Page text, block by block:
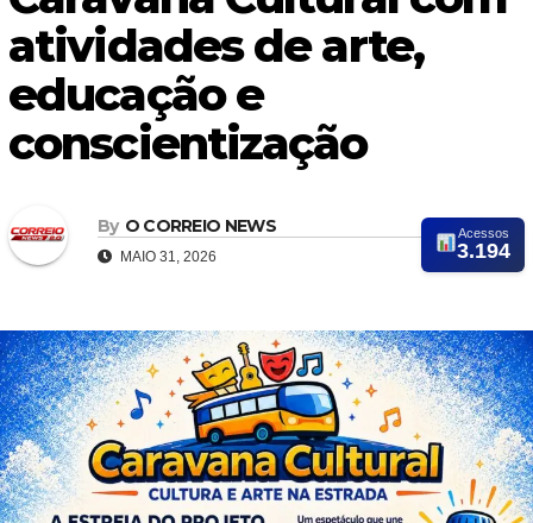
atividades de arte,
educação e
conscientização
By O CORREIO NEWS
MAIO 31, 2026
Acessos
3.194